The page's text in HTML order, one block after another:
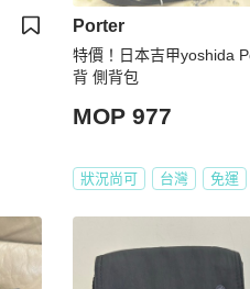
Porter
特價！日本吉甲yoshida
背 側背包
MOP 977
狀況尚可 台灣 免運